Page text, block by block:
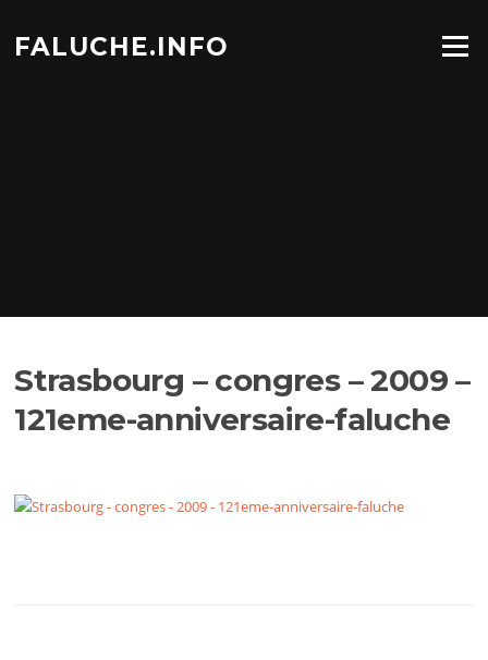
contenu
FALUCHE.INFO Menu
Strasbourg – congres – 2009 –
121eme-anniversaire-faluche